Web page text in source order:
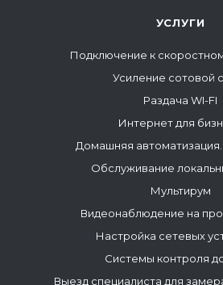
УСЛУГИ
Подключение к
Усиление сотовой
Раздача WI-FI
Интернет для
Домашняя
Обслуживание
Мультирум
Видеонаблюдение на
Настройка сетевых
Системы контроля
Выезд специалиста для